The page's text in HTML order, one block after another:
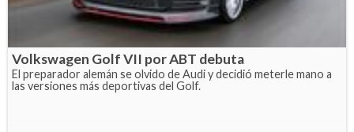
Volkswagen Golf VII por ABT debuta
El preparador alemán se olvido de Audi y decidió meterle mano a
las versiones más deportivas del Golf.